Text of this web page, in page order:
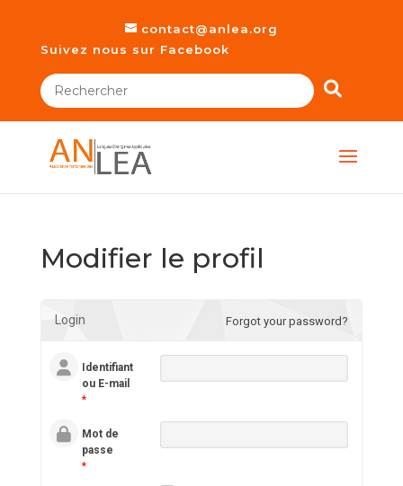
contact@anlea.org
Suivez nous sur Facebook
Modifier le profil
Login Forgot your password?
Identifiant
ou E-mail
*
Mot de
passe
*